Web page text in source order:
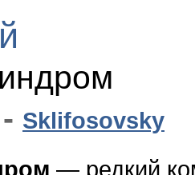
Sklifosovsky
— редкий